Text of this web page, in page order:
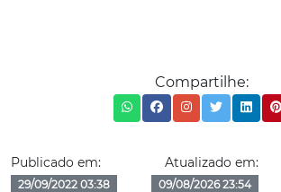
Compartilhe:
Publicado em:
29/09/2022 03:38
Atualizado em:
09/08/2026 23:54